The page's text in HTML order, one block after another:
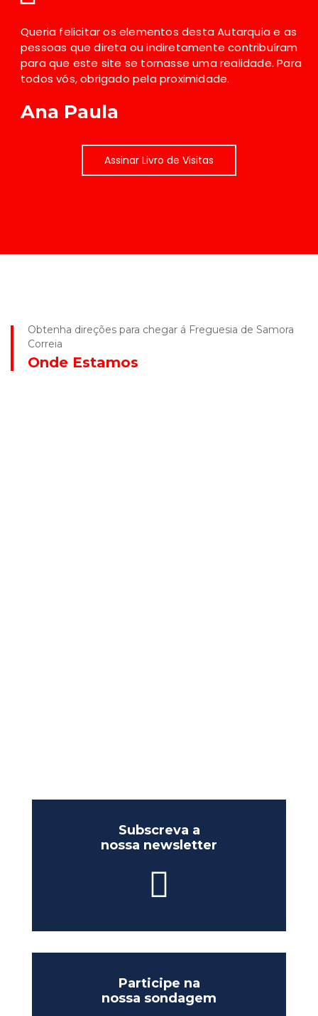
Queria felicitar os elementos desta Autarquia e as
pessoas que direta ou indiretamente contribuíram
para que este site se tornasse uma realidade. Para
todos vós, obrigado pela proximidade.
Ana Paula
Assinar Livro de Visitas
Obtenha direções para chegar á Freguesia de Samora
Correia
Onde Estamos
Subscreva a
nossa newsletter
Participe na
nossa sondagem